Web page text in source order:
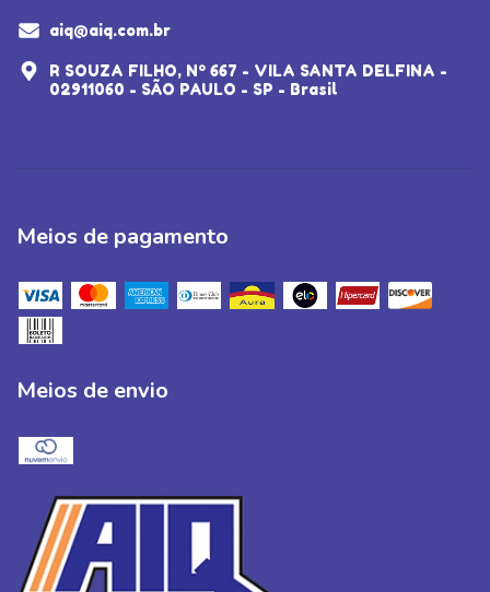
aiq@aiq.com.br
R SOUZA FILHO, Nº 667 - VILA SANTA DELFINA -
02911060 - SÃO PAULO - SP - Brasil
Meios de pagamento
Meios de envio